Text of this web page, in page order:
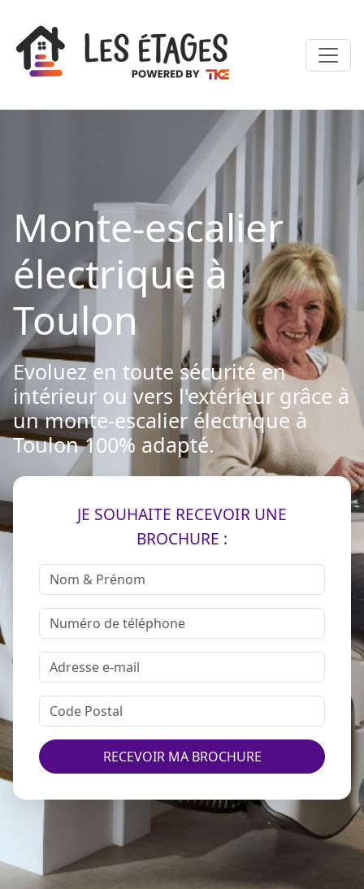
Monte-escalier
électrique à
Toulon
Evoluez en toute sécurité en
intérieur ou vers l'extérieur grâce à
un monte-escalier électrique à
Toulon 100% adapté.
JE SOUHAITE RECEVOIR UNE
BROCHURE :
RECEVOIR MA BROCHURE